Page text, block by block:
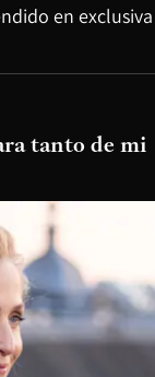
en exclusiva
tanto de mi